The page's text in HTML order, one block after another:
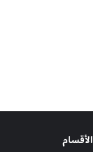
الأقسام